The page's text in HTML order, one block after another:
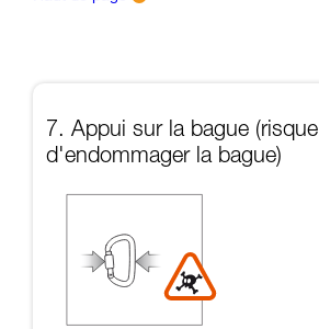
7. Appui sur la bague (risque
d'endommager la bague)